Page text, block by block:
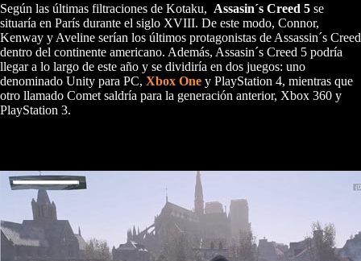
Según las últimas filtraciones de Kotaku, Assasin´s Creed 5 se
situaría en París durante el siglo XVIII. De este modo, Connor,
Kenway y Aveline serían los últimos protagonistas de Assassin´s Creed
dentro del continente americano. Además, Assasin´s Creed 5 podría
llegar a lo largo de este año y se dividiría en dos juegos: uno
denominado Unity para PC, Xbox One y PlayStation 4, mientras que
otro llamado Comet saldría para la generación anterior, Xbox 360 y
PlayStation 3.